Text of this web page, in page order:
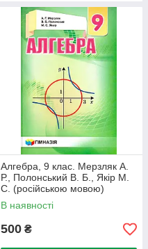
Алгебра, 9 клас. Мерзляк А.
Р., Полонський В. Б., Якір М.
С. (російською мовою)
В наявності
500 ₴